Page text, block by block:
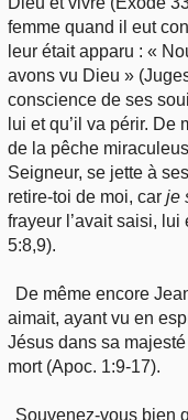
femme quand il eut
leur était apparu : «
avons vu Dieu »
conscience de ses
lui et qu’il va périr.
de la pêche
Seigneur, se jette à
retire-toi de moi, car je
frayeur l’avait saisi,
5:8,9).
De même encore
aimait, ayant vu en
Jésus dans sa
mort (Apoc. 1:9-17).
Souvenez-vous bien